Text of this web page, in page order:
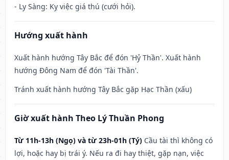
- Ly Sàng: Kỵ việc giá thú (cưới hỏi).
Hướng xuất hành
Xuất hành hướng Tây Bắc để đón 'Hỷ Thần'. Xuất hành
hướng Đông Nam để đón 'Tài Thần'.
Tránh xuất hành hướng Tây Bắc gặp Hạc Thần (xấu)
Giờ xuất hành Theo Lý Thuần Phong
Từ 11h-13h (Ngọ) và từ 23h-01h (Tý) Cầu tài thì không có
lợi, hoặc hay bị trái ý. Nếu ra đi hay thiệt, gặp nạn, việc